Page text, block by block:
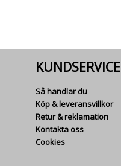
KUNDSERVICE
Så handlar du
Köp & leveransvillkor
Retur & reklamation
Kontakta oss
Cookies